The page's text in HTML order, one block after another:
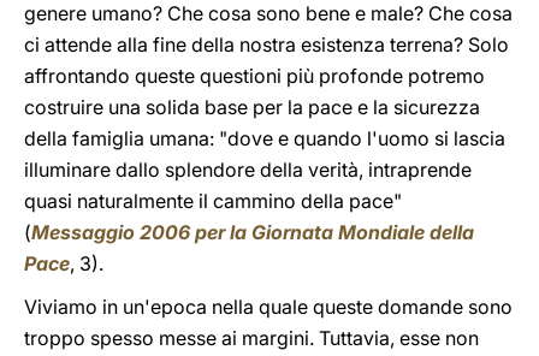
genere umano? Che cosa sono bene e male? Che cosa
ci attende alla fine della nostra esistenza terrena? Solo
affrontando queste questioni più profonde potremo
costruire una solida base per la pace e la sicurezza
della famiglia umana: "dove e quando l'uomo si lascia
illuminare dallo splendore della verità, intraprende
quasi naturalmente il cammino della pace"
(Messaggio 2006 per la Giornata Mondiale della
Pace, 3).
Viviamo in un'epoca nella quale queste domande sono
troppo spesso messe ai margini. Tuttavia, esse non